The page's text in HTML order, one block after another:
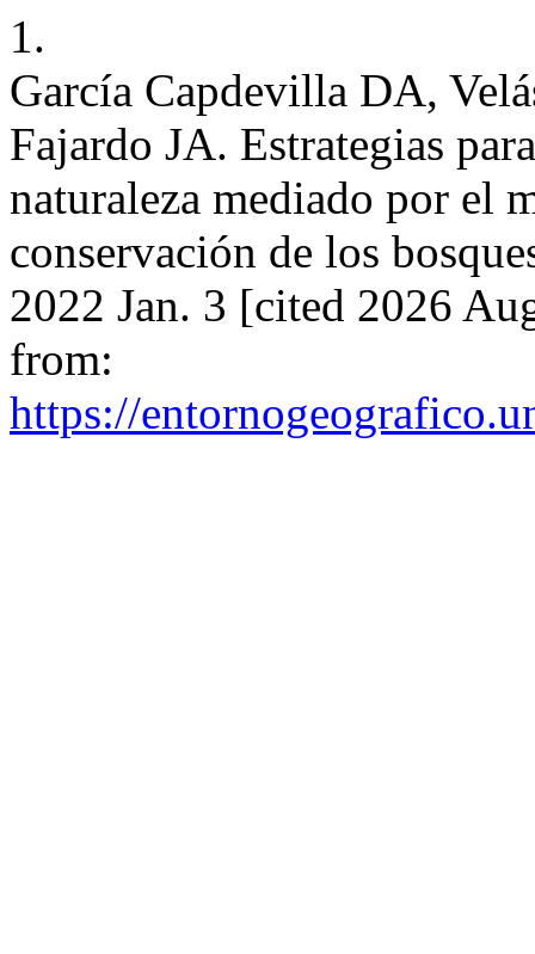
1.
García Capdevilla DA,
Fajardo JA. Estrategias
naturaleza mediado por el
conservación de los
2022 Jan. 3 [cited 2026
from:
https://